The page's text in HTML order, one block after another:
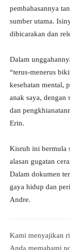
pembahasannya
sumber utama.
dibicarakan dan
Dalam
“terus-menerus
kesehatan mental,
anak saya, dengan
dan
Erin.
Kisruh ini bermula
alasan gugatan
Dalam dokumen
gaya hidup dan
Andre.
Kami menyajikan
Anda memahami